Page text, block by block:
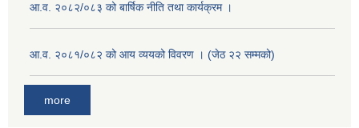
आ.व. २०८२/०८३ को बार्षिक नीति तथा कार्यक्रम ।
आ.व. २०८१/०८२ को आय व्ययको विवरण । (जेठ २२ सम्मको)
more